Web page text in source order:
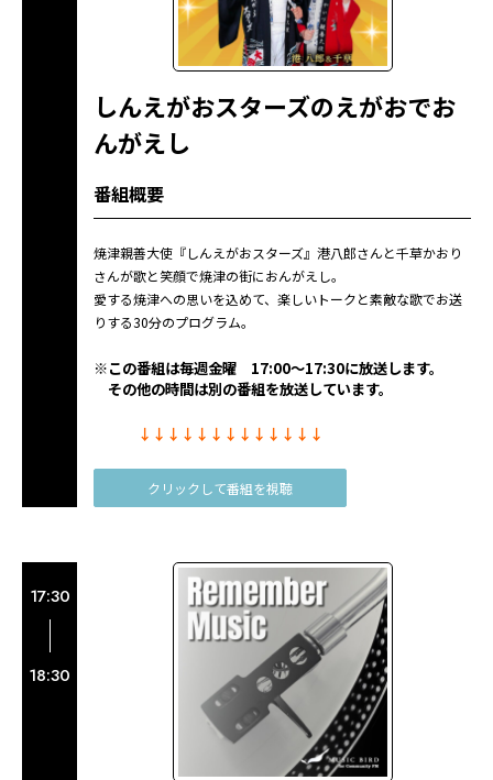
しんえがおスターズのえがおでお
んがえし
番組概要
焼津親善大使『しんえがおスターズ』港八郎さんと千草かおり
さんが歌と笑顔で焼津の街におんがえし。
愛する焼津への思いを込めて、楽しいトークと素敵な歌でお送
りする30分のプログラム。
※この番組は毎週金曜 17:00～17:30に放送します。
その他の時間は別の番組を放送しています。
↓↓↓↓↓↓↓↓↓↓↓↓↓
クリックして番組を視聴
17:30
18:30